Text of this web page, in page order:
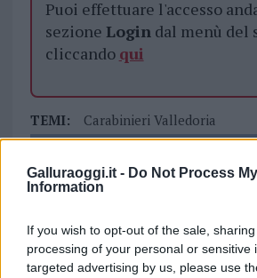
Galluraoggi.it - Do Not Process
Information
If you wish to opt-out of the sale,
processing of your personal or sensitive
targeted advertising by us, please use
Puoi effettuare l'accesso
sezione Logindal menù del
cliccando qui
TEMI: Carabinieri Valledoria
Notizie in tempo
Entra nel canale